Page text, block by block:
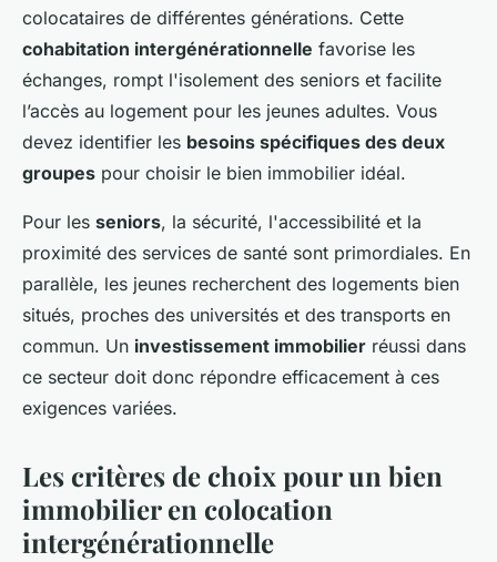
colocataires de différentes générations. Cette
cohabitation intergénérationnelle favorise les
échanges, rompt l'isolement des seniors et facilite
l’accès au logement pour les jeunes adultes. Vous
devez identifier les besoins spécifiques des deux
groupes pour choisir le bien immobilier idéal.
Pour les seniors, la sécurité, l'accessibilité et la
proximité des services de santé sont primordiales. En
parallèle, les jeunes recherchent des logements bien
situés, proches des universités et des transports en
commun. Un investissement immobilier réussi dans
ce secteur doit donc répondre efficacement à ces
exigences variées.
Les critères de choix pour un bien
immobilier en colocation
intergénérationnelle